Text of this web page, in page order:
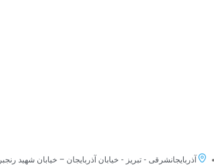
آذربایجانشرقی - تبریز - خیابان آذربایجان – خیابان شهید رنجبر